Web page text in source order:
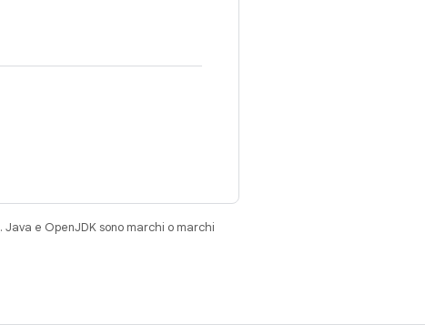
. Java e OpenJDK sono marchi o marchi